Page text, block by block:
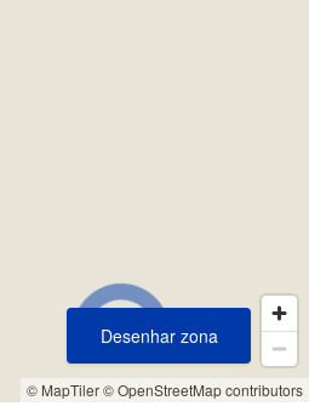
© MapTiler© OpenStreetMap contributors
Desenhar zona
Desenhar zona